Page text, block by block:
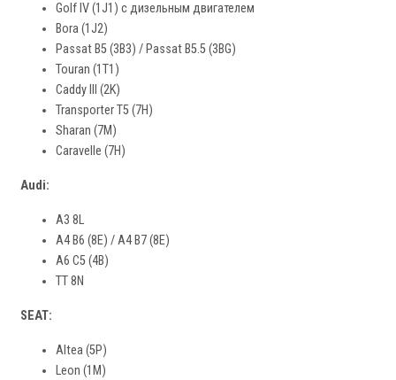
Golf IV (1J1) с дизельным двигателем
Bora (1J2)
Passat B5 (3B3) / Passat B5.5 (3BG)
Touran (1T1)
Caddy III (2K)
Transporter T5 (7H)
Sharan (7M)
Caravelle (7H)
Audi:
A3 8L
A4 B6 (8E) / A4 B7 (8E)
A6 C5 (4B)
TT 8N
SEAT:
Altea (5P)
Leon (1M)